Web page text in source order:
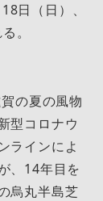
日（日）、
。
の夏の風物
型コロナウ
ラインによ
、14年目を
烏丸半島芝